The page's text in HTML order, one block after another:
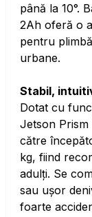
până la 10°.
2Ah oferă o
pentru
urbane.
Stabil,
Dotat cu
Jetson Prism
către
kg, fiind
adulți. Se
sau ușor
foarte